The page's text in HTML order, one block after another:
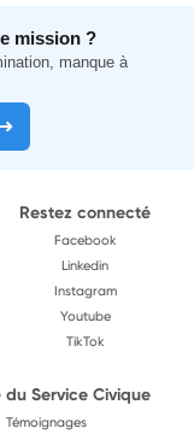
mission ?
manque à
Restez connecté
Facebook
Linkedin
Instagram
Youtube
TikTok
du Service Civique
Témoignages